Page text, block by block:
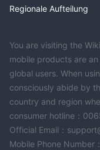
Regionale Aufteilung
You are visiting the
mobile products are
global users. When
consciously abide by
country and region
consumer hotline：
Official Email：
Mobile Phone